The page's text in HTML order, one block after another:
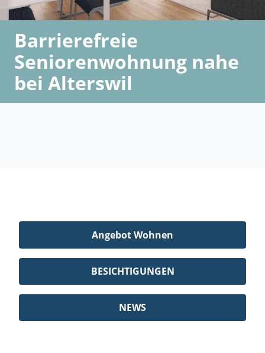
Barrierefreie
Seniorenwohnung nahe
bei Alterswil
Angebot Wohnen
BESICHTIGUNGEN
NEWS